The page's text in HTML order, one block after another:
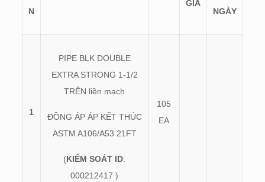
N
GIÁ
NGÀY
1
PIPE BLK DOUBLE
EXTRA STRONG 1-1/2
TRÊN liền mạch
ĐỒNG ÁP ÁP KẾT THÚC
ASTM A106/A53 21FT
(KIỂM SOÁT ID:
000212417 )
105
EA